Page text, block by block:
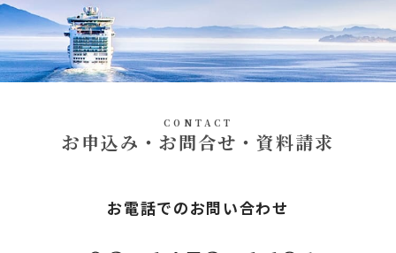
CONTACT
お申込み・お問合せ・資料請求
お電話でのお問い合わせ